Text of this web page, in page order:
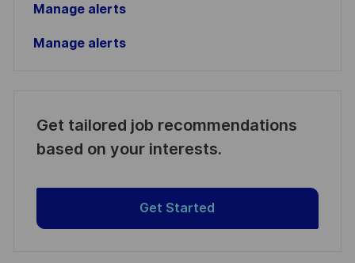
Manage alerts
Manage alerts
Get tailored job recommendations
based on your interests.
Get Started